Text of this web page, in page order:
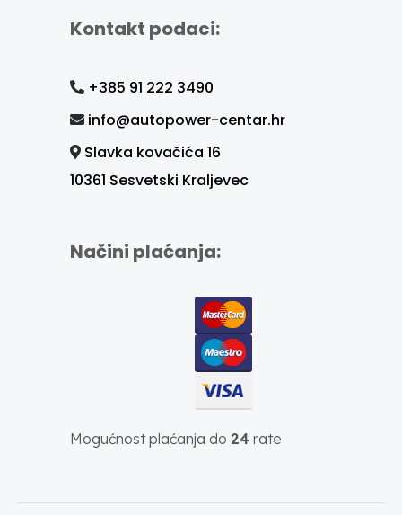
Kontakt podaci:
+385 91 222 3490
info@autopower-centar.hr
Slavka kovačića 16
10361 Sesvetski Kraljevec
Načini plaćanja:
Mogućnost plaćanja do 24 rate